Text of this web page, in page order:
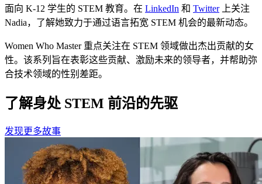
面向 K-12 学生的 STEM 教育。在 LinkedIn 和 Twitter上关注
Nadia，了解她致力于通过语言拓宽 STEM 机会的最新动态。
Women Who Master 重点关注在 STEM 领域做出杰出贡献的女
性。该系列旨在表彰这些贡献、激励未来的领导者，并帮助弥
合技术领域的性别差距。
了解身处 STEM 前沿的先驱
发现更多故事